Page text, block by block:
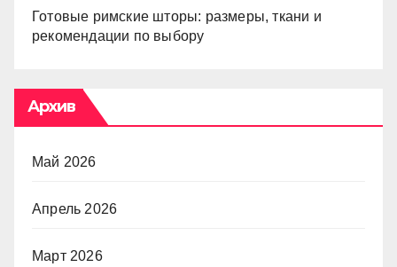
Готовые римские шторы: размеры, ткани и
рекомендации по выбору
Архив
Май 2026
Апрель 2026
Март 2026